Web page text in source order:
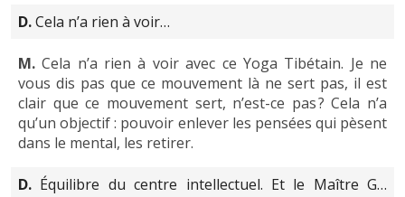
D.Cela n’a rien à voir…
M. Cela n’a rien à voir avec ce Yoga Tibétain. Je ne
vous dis pas que ce mouvement là ne sert pas, il est
clair que ce mouvement sert, n’est-ce pas ? Cela n’a
qu’un objectif : pouvoir enlever les pensées qui pèsent
dans le mental, les retirer.
D. Équilibre du centre intellectuel. Et le Maître G…